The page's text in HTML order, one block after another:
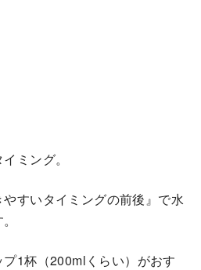
ミング。
やすいタイミングの前後』で水
1杯（200mlくらい）がおす